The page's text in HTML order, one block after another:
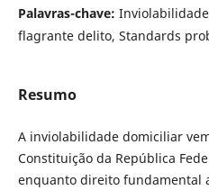
Palavras-chave:
flagrante delito, Standards
Resumo
A inviolabilidade domiciliar
Constituição da República
enquanto direito fundamental